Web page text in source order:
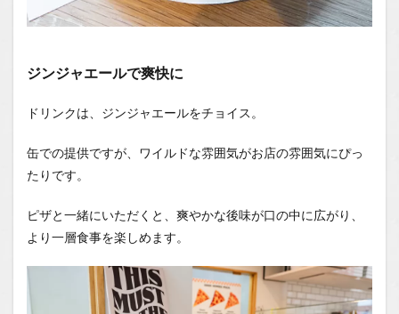
ジンジャエールで爽快に
ドリンクは、ジンジャエールをチョイス。
缶での提供ですが、ワイルドな雰囲気がお店の雰囲気にぴっ
たりです。
ピザと一緒にいただくと、爽やかな後味が口の中に広がり、
より一層食事を楽しめます。